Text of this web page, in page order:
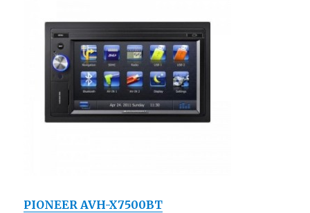
PIONEER AVH-X7500BT